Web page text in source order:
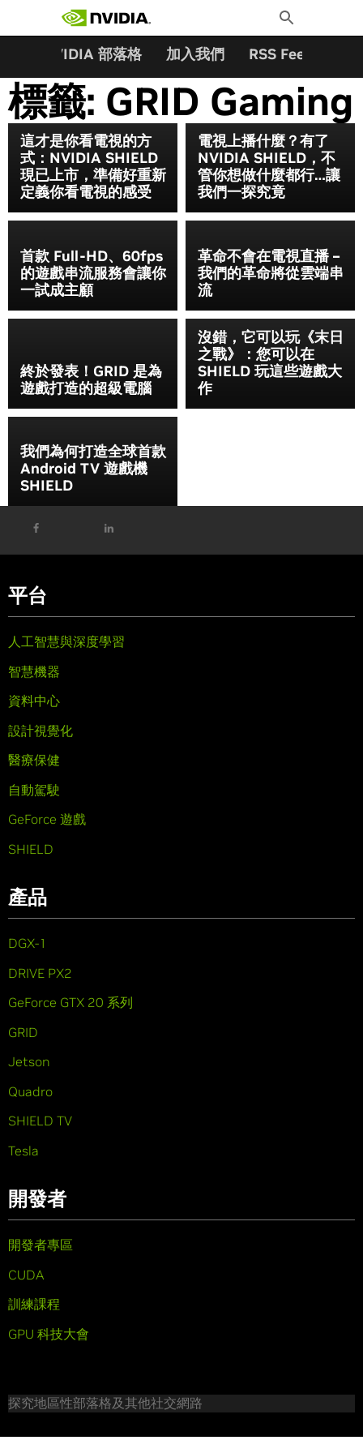
Toggle
Search
NVIDIA 部落格 加入我們 RSS Feeds
標籤: GRID Gaming
這才是你看電視的方
式：NVIDIA SHIELD
現已上市，準備好重新
定義你看電視的感受
電視上播什麼？有了
NVIDIA SHIELD，不
管你想做什麼都行…讓
我們一探究竟
首款 Full-HD、60fps
的遊戲串流服務會讓你
一試成主顧
革命不會在電視直播 –
我們的革命將從雲端串
流
終於發表！GRID 是為
遊戲打造的超級電腦
沒錯，它可以玩《末日
之戰》：您可以在
SHIELD 玩這些遊戲大
作
我們為何打造全球首款
Android TV 遊戲機
SHIELD
平台
人工智慧與深度學習
智慧機器
資料中心
設計視覺化
醫療保健
自動駕駛
GeForce 遊戲
SHIELD
產品
DGX-1
DRIVE PX2
GeForce GTX 20 系列
GRID
Jetson
Quadro
SHIELD TV
Tesla
開發者
開發者專區
CUDA
訓練課程
GPU 科技大會
探究地區性部落格及其他社交網路